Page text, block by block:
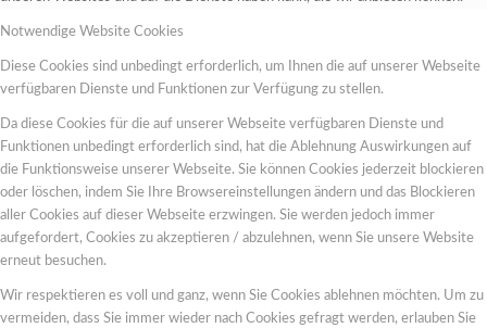
Notwendige Website Cookies
Diese Cookies sind unbedingt erforderlich, um Ihnen die auf unserer Webseite
verfügbaren Dienste und Funktionen zur Verfügung zu stellen.
Da diese Cookies für die auf unserer Webseite verfügbaren Dienste und
Funktionen unbedingt erforderlich sind, hat die Ablehnung Auswirkungen auf
die Funktionsweise unserer Webseite. Sie können Cookies jederzeit blockieren
oder löschen, indem Sie Ihre Browsereinstellungen ändern und das Blockieren
aller Cookies auf dieser Webseite erzwingen. Sie werden jedoch immer
aufgefordert, Cookies zu akzeptieren / abzulehnen, wenn Sie unsere Website
erneut besuchen.
Wir respektieren es voll und ganz, wenn Sie Cookies ablehnen möchten. Um zu
vermeiden, dass Sie immer wieder nach Cookies gefragt werden, erlauben Sie